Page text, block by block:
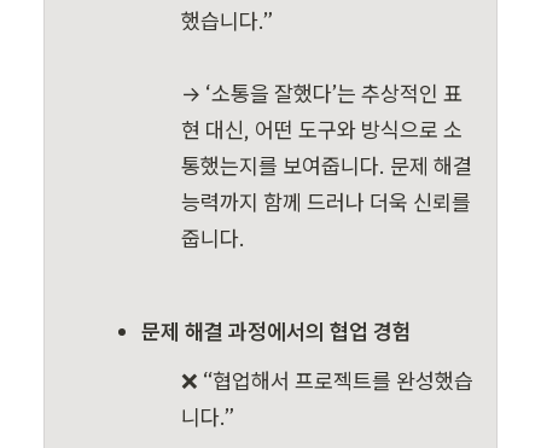
했습니다.”
→ ‘소통을 잘했다’는 추상적인 표
현 대신, 어떤 도구와 방식으로 소
통했는지를 보여줍니다. 문제 해결
능력까지 함께 드러나 더욱 신뢰를
줍니다.
문제 해결 과정에서의 협업 경험
❌ “협업해서 프로젝트를 완성했습
니다.”